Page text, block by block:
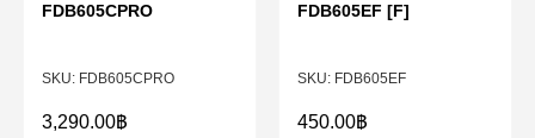
FDB605CPRO
FDB605CPRO
3,290.00฿
FDB605EF
FDB605EF [F]
450.00฿